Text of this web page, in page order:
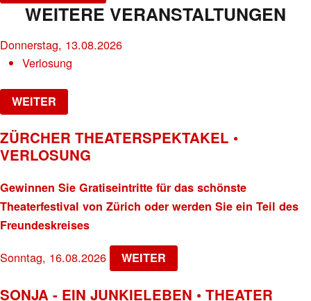
WEITERE VERANSTALTUNGEN
Donnerstag, 13.08.2026
Verlosung
WEITER
ZÜRCHER THEATERSPEKTAKEL •
VERLOSUNG
Gewinnen Sie Gratiseintritte für das schönste
Theaterfestival von Zürich oder werden Sie ein Teil des
Freundeskreises
Sonntag, 16.08.2026 WEITER
SONJA - EIN JUNKIELEBEN • THEATER